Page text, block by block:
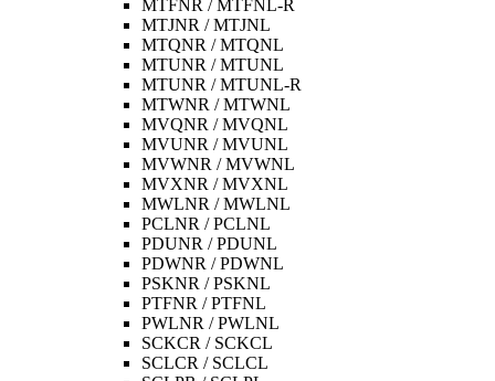
MTFNR / MTFNL-R
MTJNR / MTJNL
MTQNR / MTQNL
MTUNR / MTUNL
MTUNR / MTUNL-R
MTWNR / MTWNL
MVQNR / MVQNL
MVUNR / MVUNL
MVWNR / MVWNL
MVXNR / MVXNL
MWLNR / MWLNL
PCLNR / PCLNL
PDUNR / PDUNL
PDWNR / PDWNL
PSKNR / PSKNL
PTFNR / PTFNL
PWLNR / PWLNL
SCKCR / SCKCL
SCLCR / SCLCL